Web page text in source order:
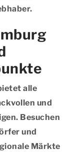
alle
und
Besuchen
und
Märkte